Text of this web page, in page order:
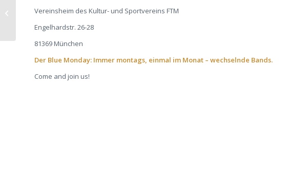
Vereinsheim des Kultur- und Sportvereins FTM
Engelhardstr. 26-28
81369 München
Der Blue Monday: Immer montags, einmal im Monat – wechselnde Bands.
Come and join us!
Pick, Play & Jam